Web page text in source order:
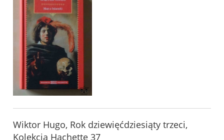
Wiktor Hugo, Rok dziewięćdziesiąty trzeci,
Kolekcja Hachette 37